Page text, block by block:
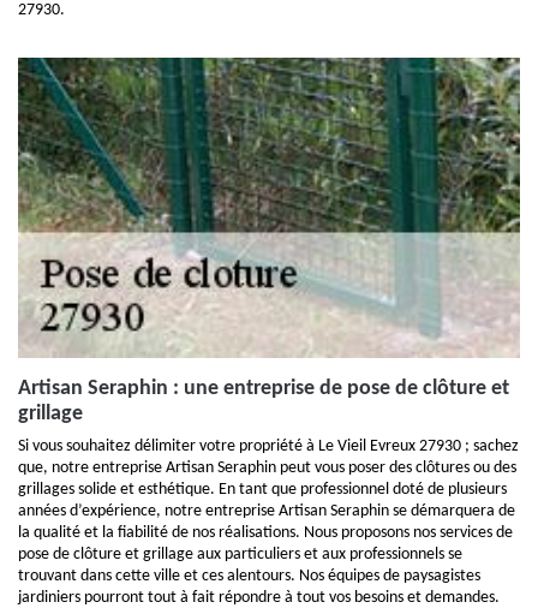
27930.
Artisan Seraphin : une entreprise de pose de clôture et
grillage
Si vous souhaitez délimiter votre propriété à Le Vieil Evreux 27930 ; sachez
que, notre entreprise Artisan Seraphin peut vous poser des clôtures ou des
grillages solide et esthétique. En tant que professionnel doté de plusieurs
années d’expérience, notre entreprise Artisan Seraphin se démarquera de
la qualité et la fiabilité de nos réalisations. Nous proposons nos services de
pose de clôture et grillage aux particuliers et aux professionnels se
trouvant dans cette ville et ces alentours. Nos équipes de paysagistes
jardiniers pourront tout à fait répondre à tout vos besoins et demandes.